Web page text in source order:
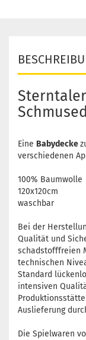
Eine Babydecke
verschiedenen
100% Baumwolle
120x120cm
waschbar
Bei der
Qualität und
schadstofffreien
technischen
Standard
intensiven
Auslieferung
Die Spielwaren